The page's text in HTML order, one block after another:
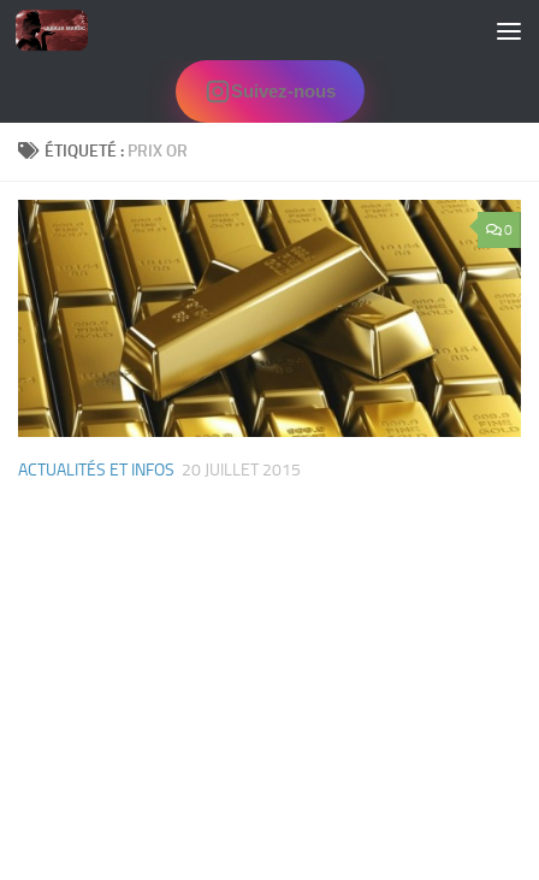
Skip to content
Suivez-nous
ÉTIQUETÉ : PRIX OR
0
ACTUALITÉS ET INFOS 20 JUILLET 2015